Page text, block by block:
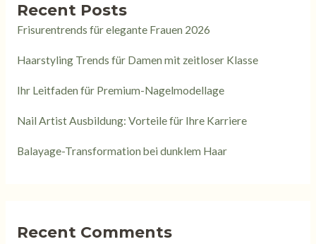
Recent Posts
Frisurentrends für elegante Frauen 2026
Haarstyling Trends für Damen mit zeitloser Klasse
Ihr Leitfaden für Premium-Nagelmodellage
Nail Artist Ausbildung: Vorteile für Ihre Karriere
Balayage-Transformation bei dunklem Haar
Recent Comments